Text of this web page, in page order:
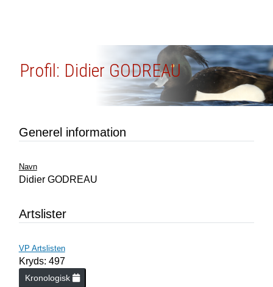
Profil: Didier GODREAU
Generel information
Navn
Didier GODREAU
Artslister
VP Artslisten
Kryds: 497
Kronologisk